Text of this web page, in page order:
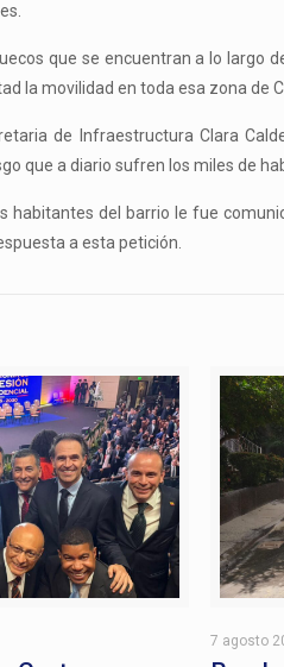
que se encuentran a lo largo
la movilidad en toda esa zona de
de Infraestructura Clara
que a diario sufren los miles de
habitantes del barrio le fue
a esta petición.
7 agosto